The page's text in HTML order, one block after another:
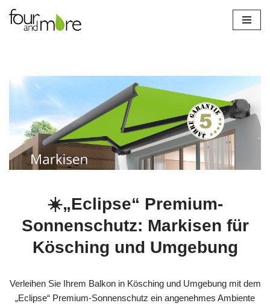
Zum
☀️„Eclipse“ Premium-
Sonnenschutz: Markisen für
Kösching und Umgebung
Verleihen Sie Ihrem Balkon in Kösching und Umgebung mit dem
„Eclipse“ Premium-Sonnenschutz ein angenehmes Ambiente